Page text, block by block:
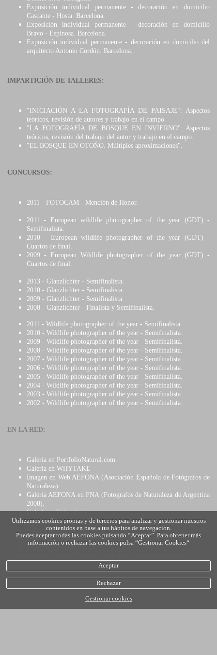
Exposición individual permanente - decoración en domicilio
Cascante - Hosta. Barcelona.
Exposición individual permanente - decoración en domicilio
Bravo - Espinosa. Barcelona.
Exposición individual permanente - decoración en domicilio del
arquitecto Antonio Cordón. Barcelona.
IMPARTICIÓN DE TALLERES:
"INICIACIÓN A LA FOTOGRAFÍA DE PAISAJE": Aspectos
teóricos, revisión de autores y trabajo en el campo.
"LA FOTOGRAFÍA DE BOSQUE EN INVIERNO": Aspectos
teóricos, revisión del trabajo del autor y trabajo en el campo.
"EL BOSQUE EN OTOÑO. Múltiples aproximaciones".
CONCURSOS:
2011 - FOTOCAM - Mención de Honor.
2011 - European wildlife photographer of the year (GDT) -
Semifinalista.
2010 - European wildlife photographer of the year (GDT) -
Cuartos de final.
2009 - European Wildlife photographer of the year (GDT) -
Cuartos de final.
2013 - Glanzlichter - Semifinalista.
2010 - Glanzlichter - Semifinalista.
2009 - Glanzlichter - Semifinalista.
2008 - Glanzlichter - Finalista y Semifinalista.
2011 - Wildlife photographer of the year - Semifinalista.
2010 - Wildlife photographer of the year - Semifinalista.
2009 - Wildlife photographer of the year - Semifinalista.
2008 - Wildlife photographer of the year - Semifinalista.
2007 - Wildlife photographer of the year - Semifinalista.
2006 - Wildlife photographer of the year - Semifinalista.
2005 - Wildlife photographer of the year - Semifinalista.
2004 - Wildlife photographer of the year - Semifinalista.
2003 - Wildlife photographer of the year - Semifinalista.
2002 - Wildlife photographer of the year - Semifinalista.
EN LA RED:
Galeria en PortfolioNatural.com
Galeria en WHYTAKE
Imagen en Web AEFONA (Asociación Española de Fotógrafos de
Naturaleza).
Galería AEFONA en FNA (Fotografos de Naturaleza de Argentina
2008).
Galería en Fotonatura.
Muestra en la Web checa Photogalery.
Galería en Mirada natural.
Galería en Fotoaldía.
Utilizamos cookies propias y de terceros para analizar y gestionar nuestros
contenidos en base a tus hábitos de navegación.
Puedes aceptar todas las cookies pulsando “Aceptar”. Para obtener más
información o rechazar las cookies pulsa “Gestionar Cookies“
Aceptar
Rechazar
Gestionar cookies